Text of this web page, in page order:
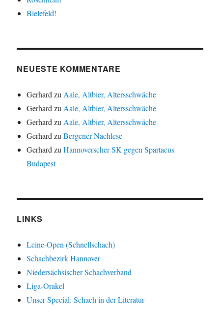
Bielefeld!
NEUESTE KOMMENTARE
Gerhard zu Aale, Altbier, Altersschwäche
Gerhard zu Aale, Altbier, Altersschwäche
Gerhard zu Aale, Altbier, Altersschwäche
Gerhard zuBergener Nachlese
Gerhard zuHannoverscher SK gegen Spartacus
Budapest
LINKS
Leine-Open (Schnellschach)
Schachbezirk Hannover
Niedersächsischer Schachverband
Liga-Orakel
Unser Special: Schach in der Literatur